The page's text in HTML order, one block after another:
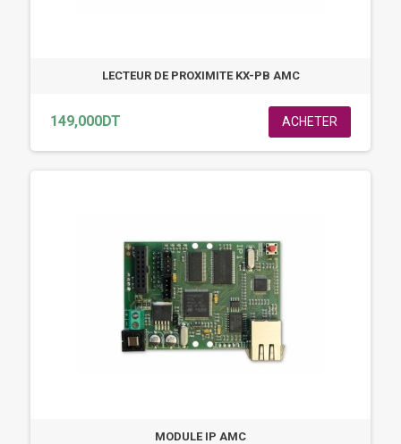
LECTEUR DE PROXIMITE KX-PB AMC
149,000DT ACHETER
MODULE IP AMC